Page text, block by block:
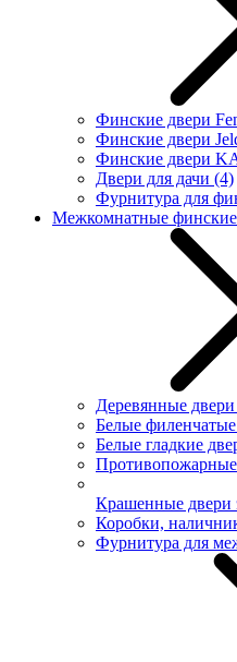
Финские двери
Финские двери
Финские двери
Двери для дачи (4)
Фурнитура для
Межкомнатные финские
Деревянные
Белые
Белые гладкие
Крашенные двери
Коробки,
Фурнитура для